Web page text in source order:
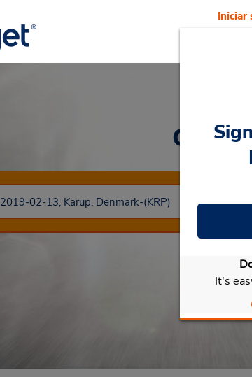
Iniciar
Car
It's